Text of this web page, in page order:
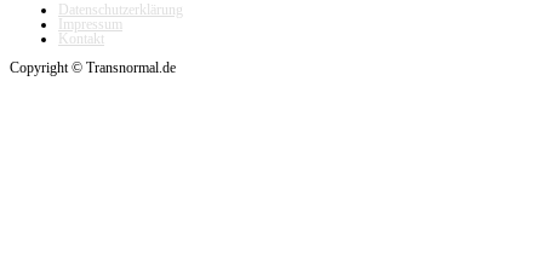
Datenschutzerklärung
Impressum
Kontakt
Copyright © Transnormal.de